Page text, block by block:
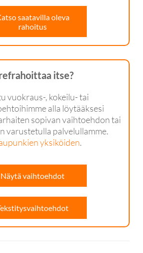
saatavilla oleva
rahoitus
itse?
vuokraus-, kokeilu- tai
alla löytääksesi
sopivan vaihtoehdon tai
varustetulla palvelullamme.
yksiköiden.
Näytä vaihtoehdot